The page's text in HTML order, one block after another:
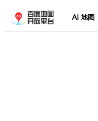
AI 地图